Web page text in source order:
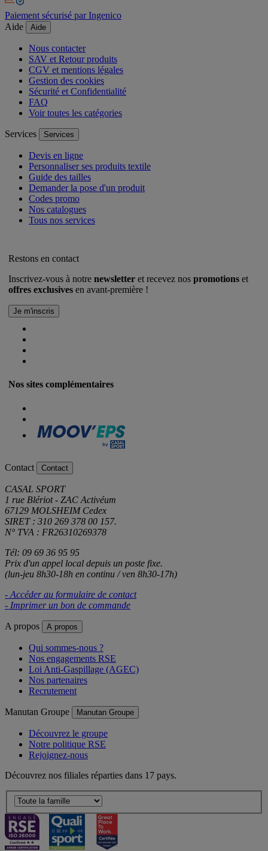
Paiement sécurisé par Ingenico
Aide
Aide
Nous contacter
SAV et Retour produits
CGV et mentions légales
Gestion des cookies
Sécurité et Confidentialité
FAQ
Voir toutes les catégories
Services Services
Devis en ligne
Personnaliser ses produits textile
Guide des tailles
Demander la pose d'un produit
Codes promo
Nos catalogues
Tous nos services
Restons en contact
Inscrivez-vous à notre newsletter et recevez nos promotions et
offres exclusives en avant-première !
Nos sites complémentaires
Contact Contact
CASAL SPORT
1 rue Blériot - ZAC Activéum
67129 MOLSHEIM Cedex
SIRET : 310 269 378 00 157.
N° TVA : FR26310269378
Tél: 09 69 36 95 95
Prix d'un appel local depuis un poste fixe.
(lun-jeu 8h30-18h en continu / ven 8h30-17h)
- Accéder au formulaire de contact
- Imprimer un bon de commande
A propos A propos
Qui sommes-nous ?
Nos engagements RSE
Loi Anti-Gaspillage (AGEC)
Nos partenaires
Recrutement
Manutan Groupe Manutan Groupe
Découvrez le groupe
Notre politique RSE
Rejoignez-nous
Découvrez nos filiales réparties dans 17 pays.